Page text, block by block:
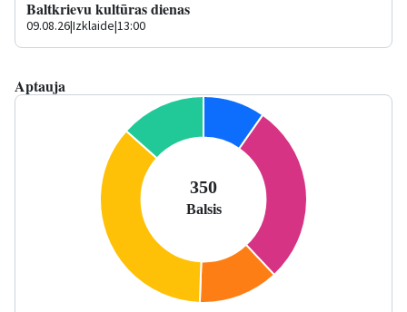
Baltkrievu kultūras dienas
09.08.26|Izklaide|13:00
Aptauja